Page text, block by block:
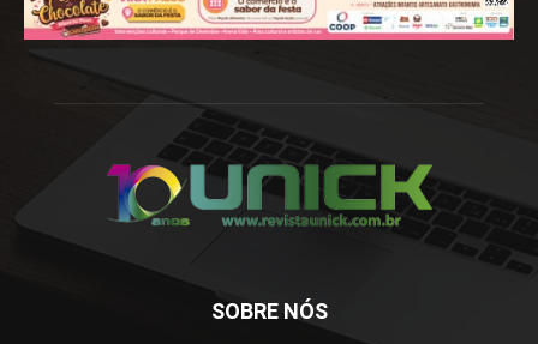
SOBRE NÓS